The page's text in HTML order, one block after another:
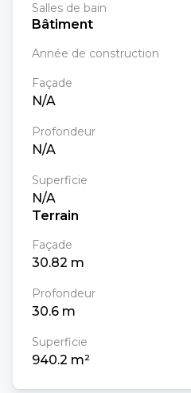
Salles de bain
Bâtiment
Année de construction
Façade
N/A
Profondeur
N/A
Superficie
N/A
Terrain
Façade
30.82 m
Profondeur
30.6 m
Superficie
940.2 m²